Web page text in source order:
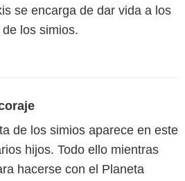
se encarga de dar vida a los
los simios.
de los simios aparece en este
hijos. Todo ello mientras
hacerse con el Planeta